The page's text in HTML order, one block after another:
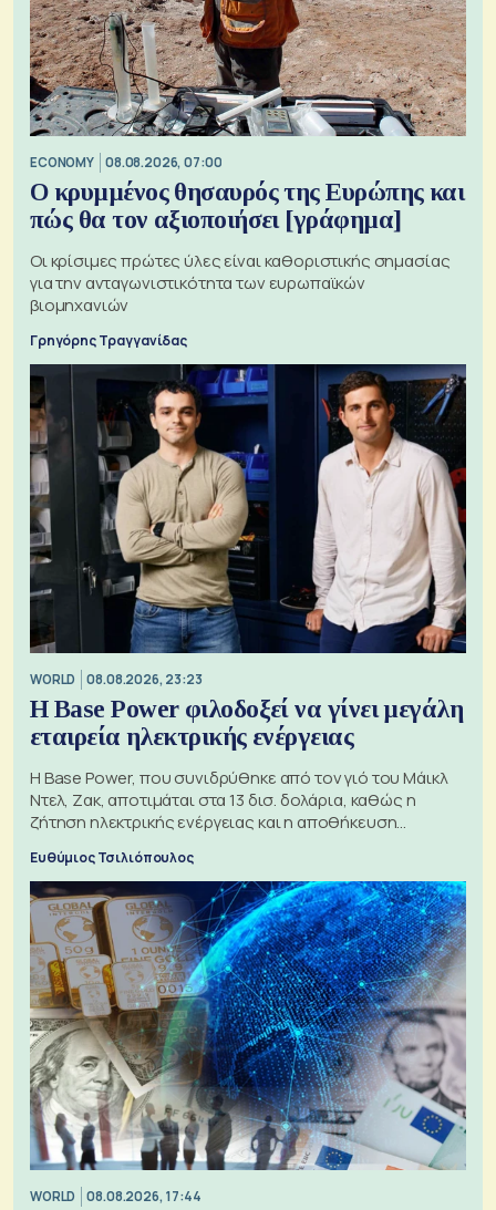
ECONOMY 08.08.2026, 07:00
Ο κρυμμένος θησαυρός της Ευρώπης και
πώς θα τον αξιοποιήσει [γράφημα]
Οι κρίσιμες πρώτες ύλες είναι καθοριστικής σημασίας
για την ανταγωνιστικότητα των ευρωπαϊκών
βιομηχανιών
Γρηγόρης Τραγγανίδας
WORLD 08.08.2026, 23:23
Η Base Power φιλοδοξεί να γίνει μεγάλη
εταιρεία ηλεκτρικής ενέργειας
Η Base Power, που συνιδρύθηκε από τον γιό του Μάικλ
Ντελ, Ζακ, αποτιμάται στα 13 δισ. δολάρια, καθώς η
ζήτηση ηλεκτρικής ενέργειας και η αποθήκευση
Ευθύμιος Τσιλιόπουλος
WORLD 08.08.2026, 17:44